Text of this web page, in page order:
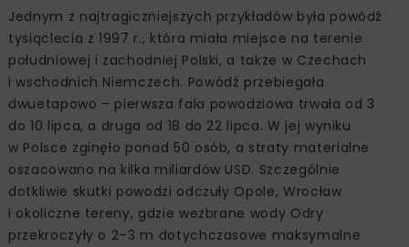
Jednym z najtragiczniejszych przykładów była powódź
tysiąclecia z 1997 r., która miała miejsce na terenie
południowej i zachodniej Polski, a także w Czechach
i wschodnich Niemczech. Powódź przebiegała
dwuetapowo – pierwsza fala powodziowa trwała od 3
do 10 lipca, a druga od 18 do 22 lipca. W jej wyniku
w Polsce zginęło ponad 50 osób, a straty materialne
oszacowano na kilka miliardów USD. Szczególnie
dotkliwie skutki powodzi odczuły Opole, Wrocław
i okoliczne tereny, gdzie wezbrane wody Odry
przekroczyły o 2–3 m dotychczasowe maksymalne